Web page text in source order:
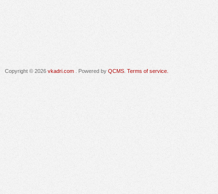
Copyright © 2026 vkadri.com . Powered by QCMS Terms of service.